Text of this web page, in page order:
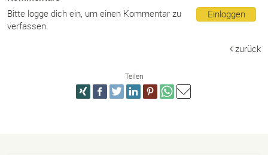
Einloggen
Bitte logge dich ein, um einen Kommentar zu
verfassen.
zurück
Teilen